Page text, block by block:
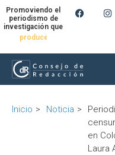
Promoviendo el
periodismo de
investigación que
produce
Inicio Noticia
en
Laura